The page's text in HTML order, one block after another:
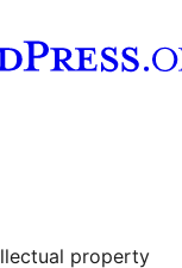
property